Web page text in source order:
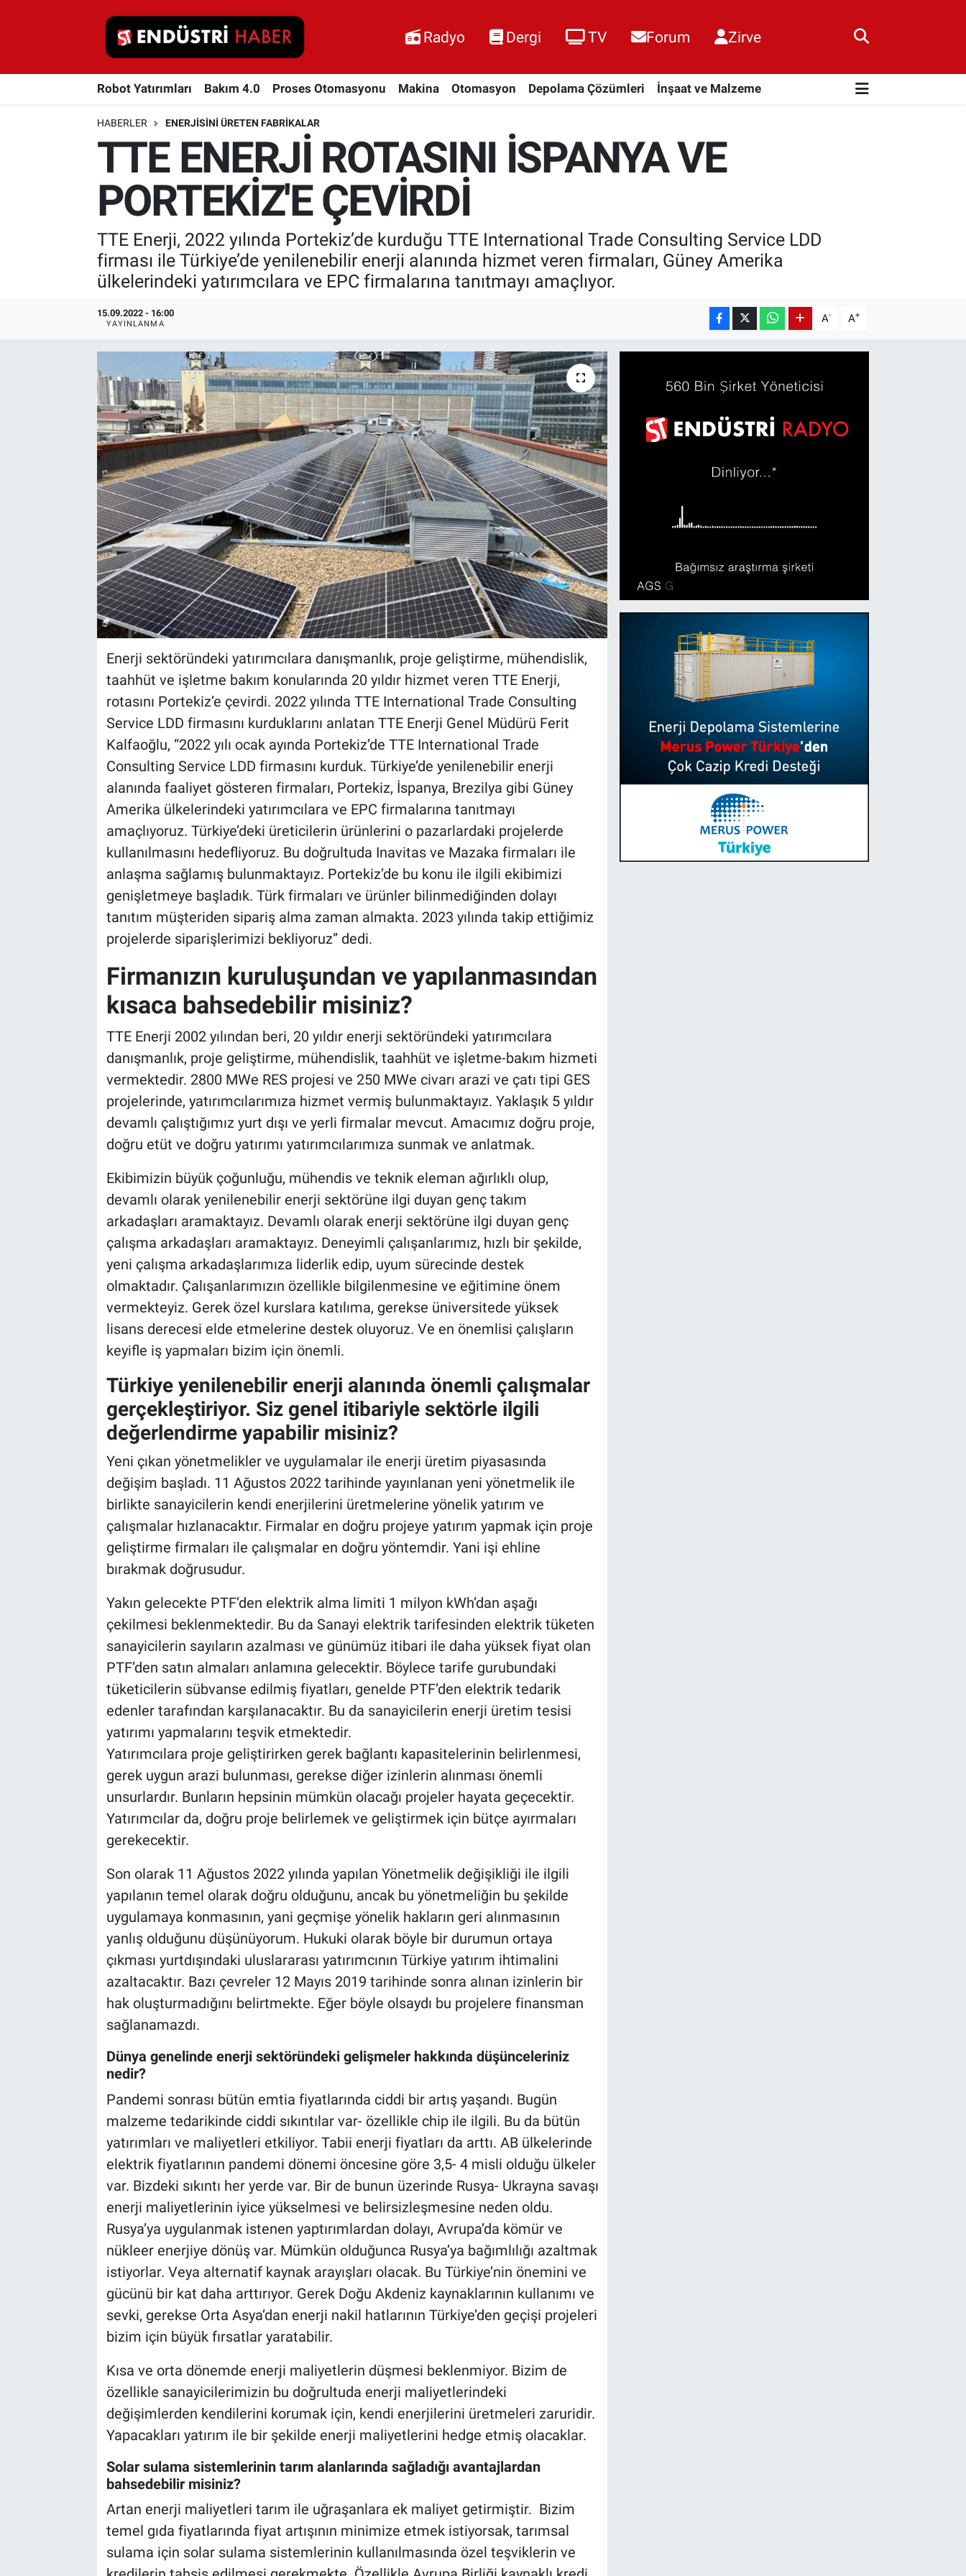
Radyo Dergi TV Forum Zirve
Robot Yatırımları Bakım 4.0 Proses Otomasyonu Makina Otomasyon Depolama Çözümleri İnşaat ve Malzeme
HABERLER ENERJISINI ÜRETEN FABRIKALAR
TTE ENERJİ ROTASINI İSPANYA VE
PORTEKİZ'E ÇEVİRDİ
TTE Enerji, 2022 yılında Portekiz’de kurduğu TTE International Trade Consulting Service LDD
firması ile Türkiye’de yenilenebilir enerji alanında hizmet veren firmaları, Güney Amerika
ülkelerindeki yatırımcılara ve EPC firmalarına tanıtmayı amaçlıyor.
15.09.2022 - 16:00
YAYINLANMA A- A+
Enerji sektöründeki yatırımcılara danışmanlık, proje geliştirme, mühendislik,
taahhüt ve işletme bakım konularında 20 yıldır hizmet veren TTE Enerji,
rotasını Portekiz’e çevirdi. 2022 yılında TTE International Trade Consulting
Service LDD firmasını kurduklarını anlatan TTE Enerji Genel Müdürü Ferit
Kalfaoğlu, “2022 yılı ocak ayında Portekiz’de TTE International Trade
Consulting Service LDD firmasını kurduk. Türkiye’de yenilenebilir enerji
alanında faaliyet gösteren firmaları, Portekiz, İspanya, Brezilya gibi Güney
Amerika ülkelerindeki yatırımcılara ve EPC firmalarına tanıtmayı
amaçlıyoruz. Türkiye’deki üreticilerin ürünlerini o pazarlardaki projelerde
kullanılmasını hedefliyoruz. Bu doğrultuda Inavitas ve Mazaka firmaları ile
anlaşma sağlamış bulunmaktayız. Portekiz’de bu konu ile ilgili ekibimizi
genişletmeye başladık. Türk firmaları ve ürünler bilinmediğinden dolayı
tanıtım müşteriden sipariş alma zaman almakta. 2023 yılında takip ettiğimiz
projelerde siparişlerimizi bekliyoruz” dedi.
Firmanızın kuruluşundan ve yapılanmasından
kısaca bahsedebilir misiniz?
TTE Enerji 2002 yılından beri, 20 yıldır enerji sektöründeki yatırımcılara
danışmanlık, proje geliştirme, mühendislik, taahhüt ve işletme-bakım hizmeti
vermektedir. 2800 MWe RES projesi ve 250 MWe civarı arazi ve çatı tipi GES
projelerinde, yatırımcılarımıza hizmet vermiş bulunmaktayız. Yaklaşık 5 yıldır
devamlı çalıştığımız yurt dışı ve yerli firmalar mevcut. Amacımız doğru proje,
doğru etüt ve doğru yatırımı yatırımcılarımıza sunmak ve anlatmak.
Ekibimizin büyük çoğunluğu, mühendis ve teknik eleman ağırlıklı olup,
devamlı olarak yenilenebilir enerji sektörüne ilgi duyan genç takım
arkadaşları aramaktayız. Devamlı olarak enerji sektörüne ilgi duyan genç
çalışma arkadaşları aramaktayız. Deneyimli çalışanlarımız, hızlı bir şekilde,
yeni çalışma arkadaşlarımıza liderlik edip, uyum sürecinde destek
olmaktadır. Çalışanlarımızın özellikle bilgilenmesine ve eğitimine önem
vermekteyiz. Gerek özel kurslara katılıma, gerekse üniversitede yüksek
lisans derecesi elde etmelerine destek oluyoruz. Ve en önemlisi çalışların
keyifle iş yapmaları bizim için önemli.
Türkiye yenilenebilir enerji alanında önemli çalışmalar
gerçekleştiriyor. Siz genel itibariyle sektörle ilgili
değerlendirme yapabilir misiniz?
Yeni çıkan yönetmelikler ve uygulamalar ile enerji üretim piyasasında
değişim başladı. 11 Ağustos 2022 tarihinde yayınlanan yeni yönetmelik ile
birlikte sanayicilerin kendi enerjilerini üretmelerine yönelik yatırım ve
çalışmalar hızlanacaktır. Firmalar en doğru projeye yatırım yapmak için proje
geliştirme firmaları ile çalışmalar en doğru yöntemdir. Yani işi ehline
bırakmak doğrusudur.
Yakın gelecekte PTF’den elektrik alma limiti 1 milyon kWh’dan aşağı
çekilmesi beklenmektedir. Bu da Sanayi elektrik tarifesinden elektrik tüketen
sanayicilerin sayıların azalması ve günümüz itibari ile daha yüksek fiyat olan
PTF’den satın almaları anlamına gelecektir. Böylece tarife gurubundaki
tüketicilerin sübvanse edilmiş fiyatları, genelde PTF’den elektrik tedarik
edenler tarafından karşılanacaktır. Bu da sanayicilerin enerji üretim tesisi
yatırımı yapmalarını teşvik etmektedir.
Yatırımcılara proje geliştirirken gerek bağlantı kapasitelerinin belirlenmesi,
gerek uygun arazi bulunması, gerekse diğer izinlerin alınması önemli
unsurlardır. Bunların hepsinin mümkün olacağı projeler hayata geçecektir.
Yatırımcılar da, doğru proje belirlemek ve geliştirmek için bütçe ayırmaları
gerekecektir.
Son olarak 11 Ağustos 2022 yılında yapılan Yönetmelik değişikliği ile ilgili
yapılanın temel olarak doğru olduğunu, ancak bu yönetmeliğin bu şekilde
uygulamaya konmasının, yani geçmişe yönelik hakların geri alınmasının
yanlış olduğunu düşünüyorum. Hukuki olarak böyle bir durumun ortaya
çıkması yurtdışındaki uluslararası yatırımcının Türkiye yatırım ihtimalini
azaltacaktır. Bazı çevreler 12 Mayıs 2019 tarihinde sonra alınan izinlerin bir
hak oluşturmadığını belirtmekte. Eğer böyle olsaydı bu projelere finansman
sağlanamazdı.
Dünya genelinde enerji sektöründeki gelişmeler hakkında düşünceleriniz
nedir?
Pandemi sonrası bütün emtia fiyatlarında ciddi bir artış yaşandı. Bugün
malzeme tedarikinde ciddi sıkıntılar var- özellikle chip ile ilgili. Bu da bütün
yatırımları ve maliyetleri etkiliyor. Tabii enerji fiyatları da arttı. AB ülkelerinde
elektrik fiyatlarının pandemi dönemi öncesine göre 3,5- 4 misli olduğu ülkeler
var. Bizdeki sıkıntı her yerde var. Bir de bunun üzerinde Rusya- Ukrayna savaşı
enerji maliyetlerinin iyice yükselmesi ve belirsizleşmesine neden oldu.
Rusya’ya uygulanmak istenen yaptırımlardan dolayı, Avrupa’da kömür ve
nükleer enerjiye dönüş var. Mümkün olduğunca Rusya’ya bağımlılığı azaltmak
istiyorlar. Veya alternatif kaynak arayışları olacak. Bu Türkiye’nin önemini ve
gücünü bir kat daha arttırıyor. Gerek Doğu Akdeniz kaynaklarının kullanımı ve
sevki, gerekse Orta Asya’dan enerji nakil hatlarının Türkiye’den geçişi projeleri
bizim için büyük fırsatlar yaratabilir.
Kısa ve orta dönemde enerji maliyetlerin düşmesi beklenmiyor. Bizim de
özellikle sanayicilerimizin bu doğrultuda enerji maliyetlerindeki
değişimlerden kendilerini korumak için, kendi enerjilerini üretmeleri zaruridir.
Yapacakları yatırım ile bir şekilde enerji maliyetlerini hedge etmiş olacaklar.
Solar sulama sistemlerinin tarım alanlarında sağladığı avantajlardan
bahsedebilir misiniz?
Artan enerji maliyetleri tarım ile uğraşanlara ek maliyet getirmiştir. Bizim
temel gıda fiyatlarında fiyat artışının minimize etmek istiyorsak, tarımsal
sulama için solar sulama sistemlerinin kullanılmasında özel teşviklerin ve
Robot Yatırımları
Proses Otomasyonu
Otomasyon
Depolama Çözümleri
İnşaat ve Malzeme
HaberOrtak
EndüstriST
Enerjisini Üreten Fabrikalar
Endüstri 4.0 Uygulamaları
Ağır Sanayi Çözümleri